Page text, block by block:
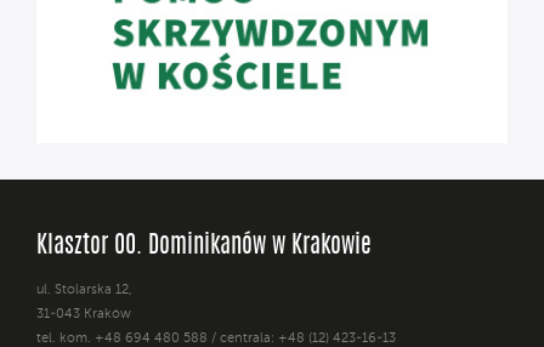
Klasztor OO. Dominikanów w Krakowie
ul. Stolarska 12,
31-043 Kraków
tel. kom. +48 694 480 588 / centrala: +48 (12) 423-16-13